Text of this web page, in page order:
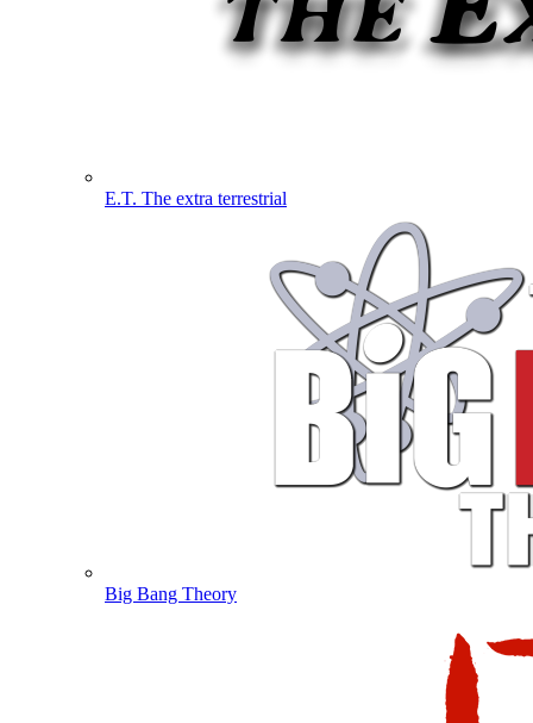
E.T. The extra terrestrial
Big Bang Theory